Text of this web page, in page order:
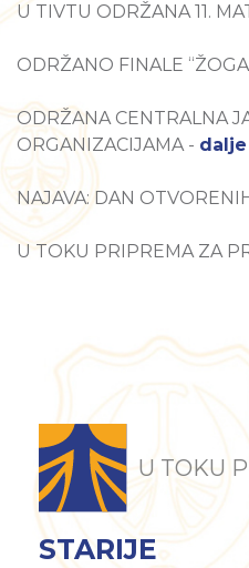
U TIVTU ODRŽANA 11.
ODRŽANO FINALE
ODRŽANA CENTRALNA
ORGANIZACIJAMA - dalje
NAJAVA: DAN
U TOKU PRIPREMA ZA
U TOKU
STARIJE